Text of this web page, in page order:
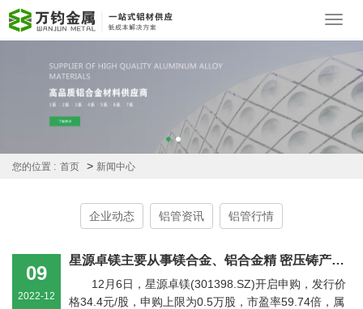
您的位置 : 首页 > 新闻中心
企业动态 铝管资讯 铝管行情
09
2022-12
星源卓镁主要从事镁合金、铝合金精 密压铸产品 公司业务与汽车行业紧密相关
12月6日，星源卓镁(301398.SZ)开启申购，发行价
格34.4元/股，申购上限为0.5万股，市盈率59.74倍，属